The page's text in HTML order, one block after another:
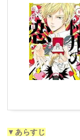
▼あらすじ